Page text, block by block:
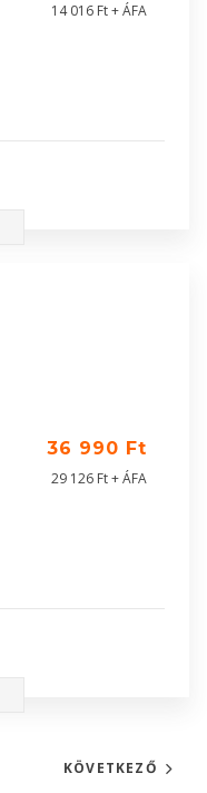
14 016 Ft + ÁFA
36 990 Ft
29 126 Ft + ÁFA
KÖVETKEZŐ